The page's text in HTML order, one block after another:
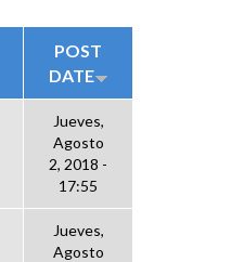
POST
DATE
Jueves,
Agosto
2, 2018 -
17:55
Jueves,
Agosto